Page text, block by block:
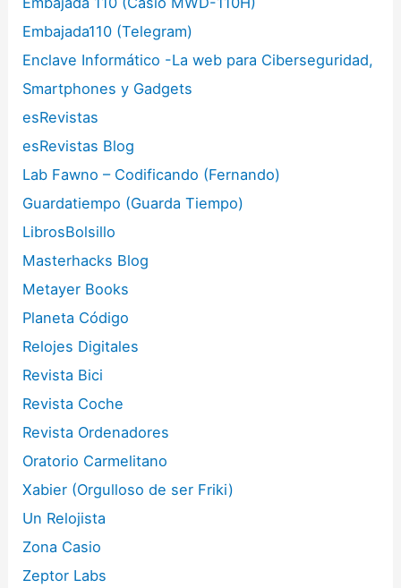
Embajada110 (Telegram)
Enclave Informático -La web para Ciberseguridad,
Smartphones y Gadgets
esRevistas
esRevistas Blog
Lab Fawno – Codificando (Fernando)
Guardatiempo (Guarda Tiempo)
LibrosBolsillo
Masterhacks Blog
Metayer Books
Planeta Código
Relojes Digitales
Revista Bici
Revista Coche
Revista Ordenadores
Oratorio Carmelitano
Xabier (Orgulloso de ser Friki)
Un Relojista
Zona Casio
Zeptor Labs